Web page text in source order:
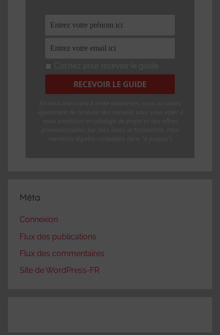
Méta
Connexion
Flux des publications
Flux des commentaires
Site de WordPress-FR